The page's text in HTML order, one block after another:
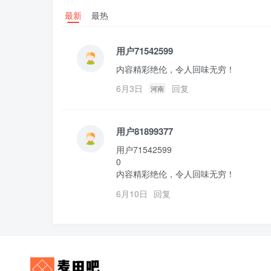
最新 最热
用户71542599
内容精彩绝伦，令人回味无穷！
6月3日
河南 回复
用户81899377
用户71542599
0
内容精彩绝伦，令人回味无穷！
6月10日
回复